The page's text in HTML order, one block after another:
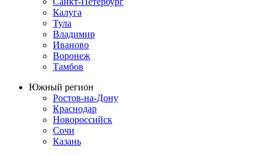
Калуга
Тула
Владимир
Иваново
Воронеж
Тамбов
Южный регион
Ростов-на-Дону
Краснодар
Новороссийск
Сочи
Казань